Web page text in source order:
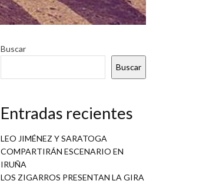
Buscar
Buscar
Entradas recientes
LEO JIMÉNEZ Y SARATOGA
COMPARTIRÁN ESCENARIO EN
IRUÑA
LOS ZIGARROS PRESENTAN LA GIRA